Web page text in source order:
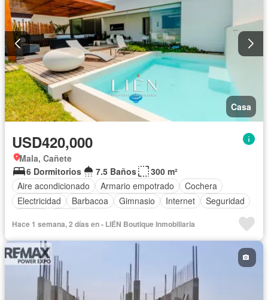
Casa
USD420,000
Mala, Cañete
6 Dormitorios
7.5 Baños
300 m²
Aire acondicionado
Armario empotrado
Cochera
Electricidad
Barbacoa Gimnasio Internet
Seguridad
Hace 1 semana, 2 días en - LIÉN Boutique Inmobiliaria